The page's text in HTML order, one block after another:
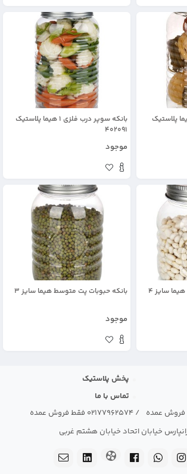
بانکه سوپر درب فلزی 1 هیما پلاستیک
402091
موجود
سایز 4 بانکه حبوبات پت متوسط هیما سایز 3
موجود
پخش پلاستیک
تماس با ما
/ 02177962574 فقط فروش عمده
خیابان اتحاد خیابان هشتم غربی